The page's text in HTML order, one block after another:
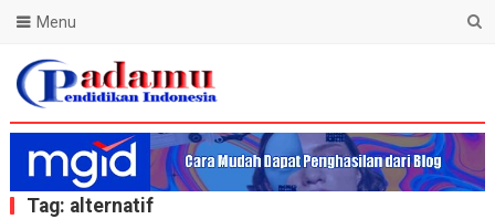
Blog Padamu
Menu
Tag: alternatif